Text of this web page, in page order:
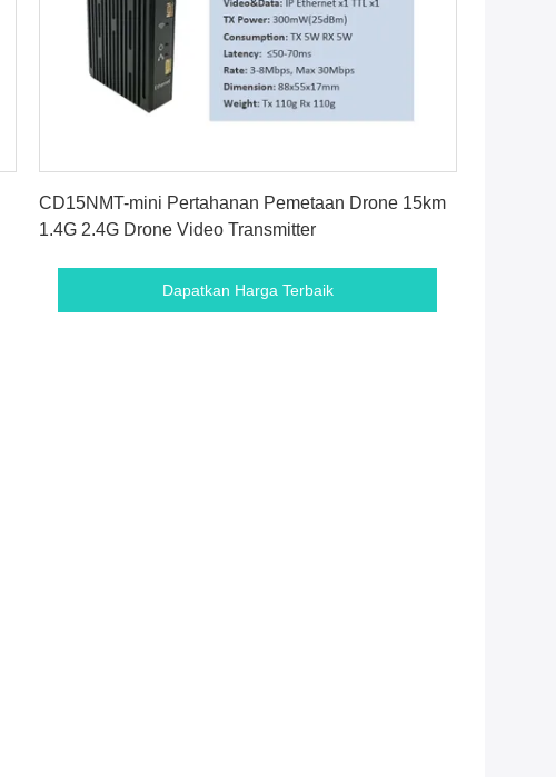
CD15NMT-mini Pertahanan Pemetaan Drone 15km
1.4G 2.4G Drone Video Transmitter
Dapatkan Harga Terbaik